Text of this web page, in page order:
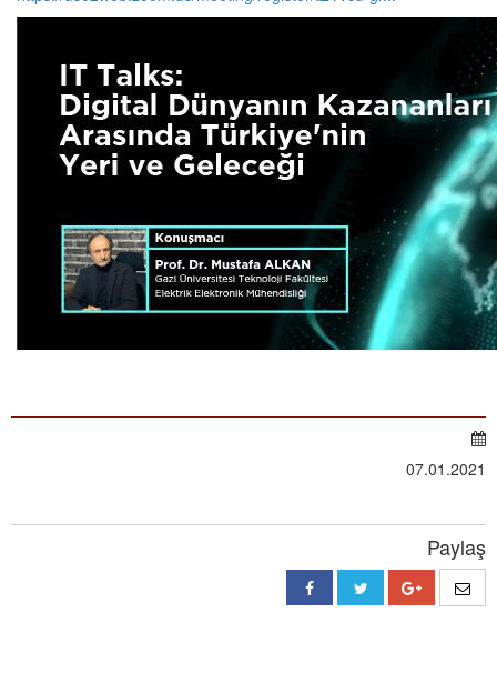
07.01.2021
Paylaş